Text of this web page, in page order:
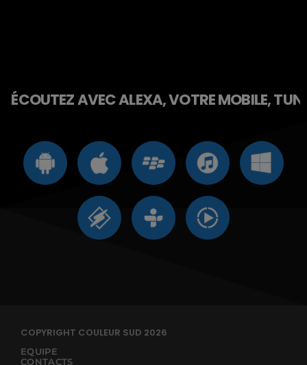
ÉCOUTEZ AVEC ALEXA, VOTRE MOBILE,
COPYRIGHT COULEUR SUD 2026
EQUIPE
CONTACTS